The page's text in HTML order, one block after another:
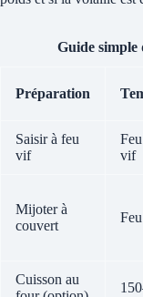
Guide simple
Préparation
Saisir à feu
vif
vif
Mijoter à
couvert
Cuisson au